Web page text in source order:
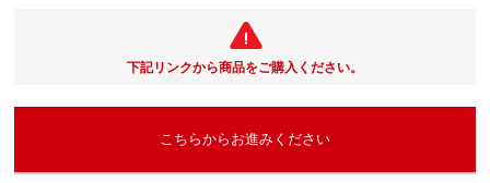
下記リンクから商品をご購入ください。
こちらからお進みください